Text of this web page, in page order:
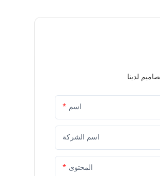
اسم
اسم الشركة
المحتوى